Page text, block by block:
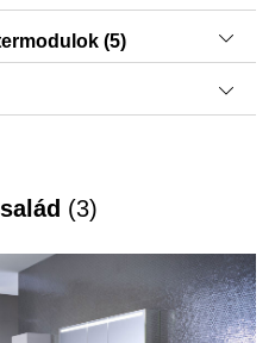
(5)
Sigma30, DuoFresh
(3)